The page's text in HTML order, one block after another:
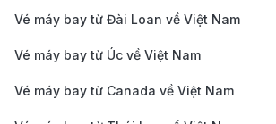
Giá vé máy bay từ Chu Lai đi
Vé máy bay từ Đài Loan về Việt Nam
Vé máy bay từ Úc về Việt Nam
Vé máy bay từ Canada về Việt Nam